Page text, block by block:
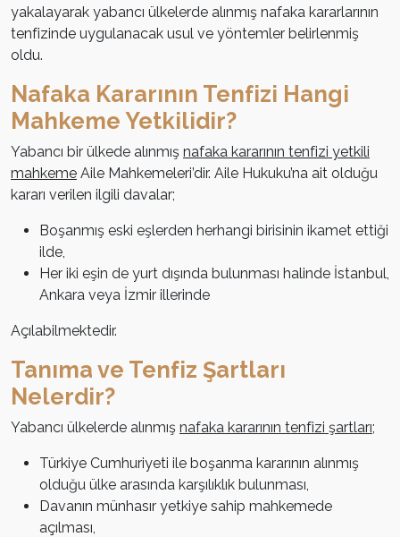
yakalayarak yabancı ülkelerde alınmış nafaka kararlarının
tenfizinde uygulanacak usul ve yöntemler belirlenmiş
oldu.
Nafaka Kararının Tenfizi Hangi
Mahkeme Yetkilidir?
Yabancı bir ülkede alınmış nafaka kararının tenfizi yetkili
mahkeme Aile Mahkemeleri’dir. Aile Hukuku’na ait olduğu
kararı verilen ilgili davalar;
Boşanmış eski eşlerden herhangi birisinin ikamet ettiği
ilde,
Her iki eşin de yurt dışında bulunması halinde İstanbul,
Ankara veya İzmir illerinde
Açılabilmektedir.
Tanıma ve Tenfiz Şartları
Nelerdir?
Yabancı ülkelerde alınmış nafaka kararının tenfizi şartları;
Türkiye Cumhuriyeti ile boşanma kararının alınmış
olduğu ülke arasında karşılıklık bulunması,
Davanın münhasır yetkiye sahip mahkemede
açılması,